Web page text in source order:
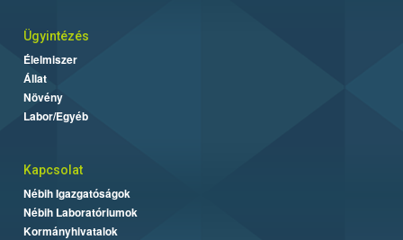
Ügyintézés
Élelmiszer
Állat
Növény
Labor/Egyéb
Kapcsolat
Nébih Igazgatóságok
Nébih Laboratóriumok
Kormányhivatalok